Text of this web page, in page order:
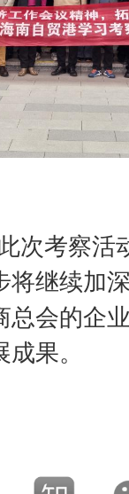
次考察活
将继续加
总会的企
果。